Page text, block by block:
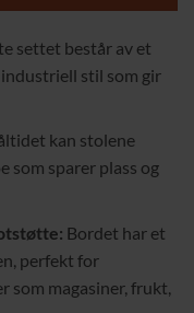
settet består av et
stil som gir
kan stolene
som sparer plass og
Bordet har et
perfekt for
som magasiner, frukt,